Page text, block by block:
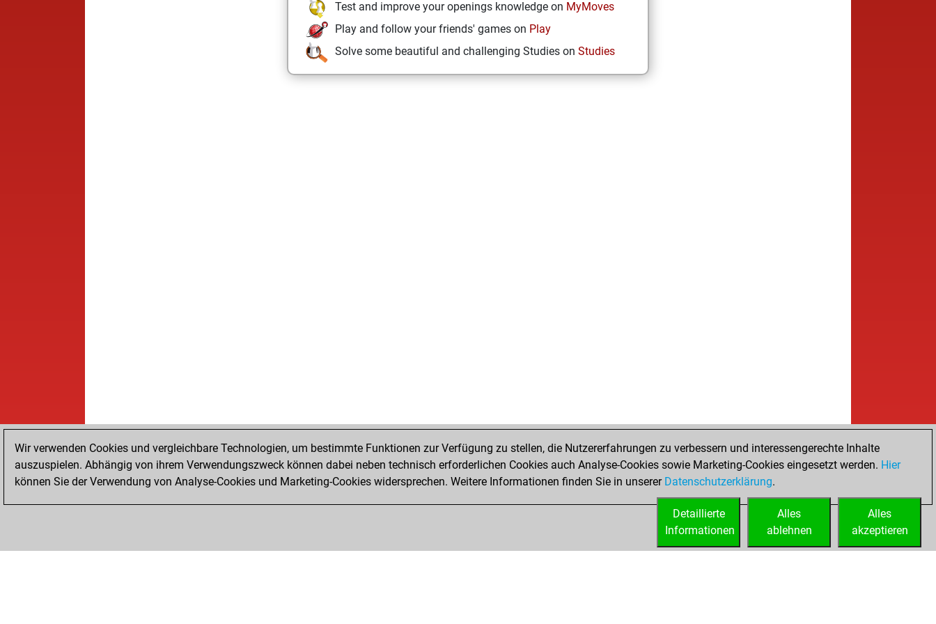
Test and improve your openings knowledge on MyMoves
Play and follow your friends' games on Play
Solve some beautiful and challenging Studies on Studies
Wir verwenden Cookies und vergleichbare Technologien, um bestimmte Funktionen zur Verfügung zu stellen, die Nutzererfahrungen zu verbessern und interessengerechte Inhalte
auszuspielen. Abhängig von ihrem Verwendungszweck können dabei neben technisch erforderlichen Cookies auch Analyse-Cookies sowie Marketing-Cookies eingesetzt werden. Hier
können Sie der Verwendung von Analyse-Cookies und Marketing-Cookies widersprechen. Weitere Informationen finden Sie in unserer Datenschutzerklärung.
Alles
akzeptieren
Alles
ablehnen
Detaillierte
Informationen